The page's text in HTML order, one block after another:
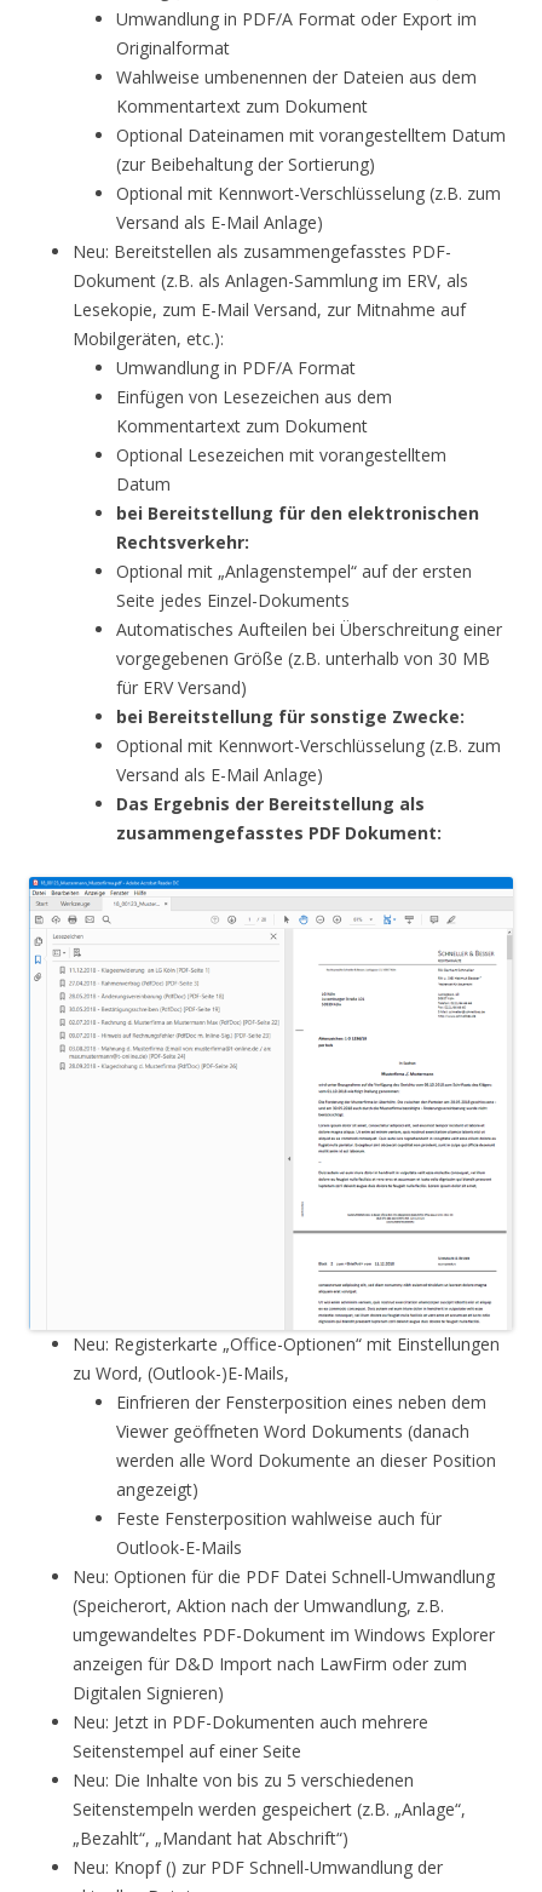
Umwandlung in PDF/A Format oder Export im
Originalformat
Wahlweise umbenennen der Dateien aus dem
Kommentartext zum Dokument
Optional Dateinamen mit vorangestelltem Datum
(zur Beibehaltung der Sortierung)
Optional mit Kennwort-Verschlüsselung (z.B. zum
Versand als E-Mail Anlage)
Neu: Bereitstellen als zusammengefasstes PDF-
Dokument (z.B. als Anlagen-Sammlung im ERV, als
Lesekopie, zum E-Mail Versand, zur Mitnahme auf
Mobilgeräten, etc.):
Umwandlung in PDF/A Format
Einfügen von Lesezeichen aus dem
Kommentartext zum Dokument
Optional Lesezeichen mit vorangestelltem
Datum
bei Bereitstellung für den elektronischen
Rechtsverkehr:
Optional mit „Anlagenstempel“ auf der ersten
Seite jedes Einzel-Dokuments
Automatisches Aufteilen bei Überschreitung einer
vorgegebenen Größe (z.B. unterhalb von 30 MB
für ERV Versand)
bei Bereitstellung für sonstige Zwecke:
Optional mit Kennwort-Verschlüsselung (z.B. zum
Versand als E-Mail Anlage)
Das Ergebnis der Bereitstellung als
zusammengefasstes PDF Dokument:
Neu: Registerkarte „Office-Optionen“ mit Einstellungen
zu Word, (Outlook-)E-Mails,
Einfrieren der Fensterposition eines neben dem
Viewer geöffneten Word Dokuments (danach
werden alle Word Dokumente an dieser Position
angezeigt)
Feste Fensterposition wahlweise auch für
Outlook-E-Mails
Neu: Optionen für die PDF Datei Schnell-Umwandlung
(Speicherort, Aktion nach der Umwandlung, z.B.
umgewandeltes PDF-Dokument im Windows Explorer
anzeigen für D&D Import nach LawFirm oder zum
Digitalen Signieren)
Neu: Jetzt in PDF-Dokumenten auch mehrere
Seitenstempel auf einer Seite
Neu: Die Inhalte von bis zu 5 verschiedenen
Seitenstempeln werden gespeichert (z.B. „Anlage“,
„Bezahlt“, „Mandant hat Abschrift“)
Neu: Knopf () zur PDF Schnell-Umwandlung der